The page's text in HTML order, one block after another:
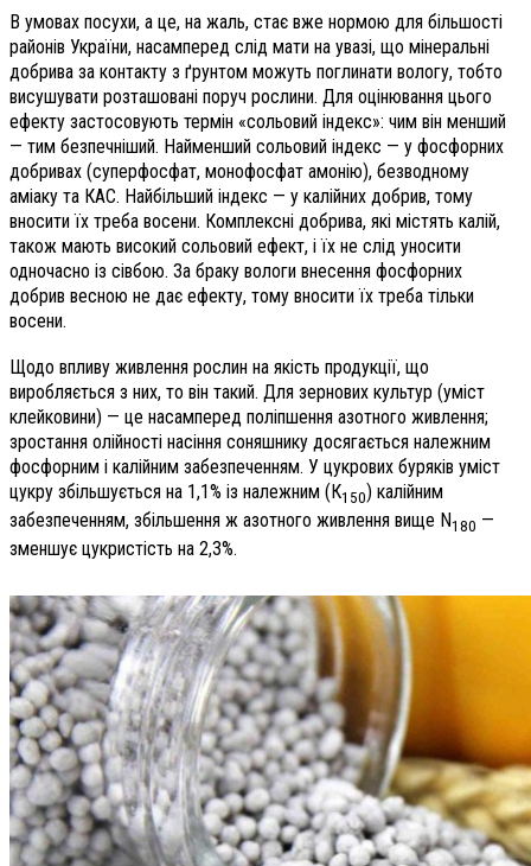
В умовах посухи, а це, на жаль, стає вже нормою для більшості
районів України, насамперед слід мати на увазі, що мінеральні
добрива за контакту з ґрунтом можуть поглинати вологу, тобто
висушувати розташовані поруч рослини. Для оцінювання цього
ефекту застосовують термін «сольовий індекс»: чим він менший
— тим безпечніший. Найменший сольовий індекс — у фосфорних
добривах (суперфосфат, монофосфат амонію), безводному
аміаку та КАС. Найбільший індекс — у калійних добрив, тому
вносити їх треба восени. Комплексні добрива, які містять калій,
також мають високий сольовий ефект, і їх не слід уносити
одночасно із сівбою. За браку вологи внесення фосфорних
добрив весною не дає ефекту, тому вносити їх треба тільки
восени.
Щодо впливу живлення рослин на якість продукції, що
виробляється з них, то він такий. Для зернових культур (уміст
клейковини) — це насамперед поліпшення азотного живлення;
зростання олійності насіння соняшнику досягається належним
фосфорним і калійним забезпеченням. У цукрових буряків уміст
цукру збільшується на 1,1% із належним (К150) калійним
забезпеченням, збільшення ж азотного живлення вище N180 —
зменшує цукристість на 2,3%.